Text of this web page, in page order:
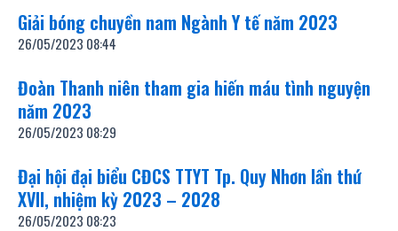
Giải bóng chuyền nam Ngành Y tế năm 2023
26/05/2023 08:44
Đoàn Thanh niên tham gia hiến máu tình nguyện
năm 2023
26/05/2023 08:29
Đại hội đại biểu CĐCS TTYT Tp. Quy Nhơn lần thứ
XVII, nhiệm kỳ 2023 – 2028
26/05/2023 08:23